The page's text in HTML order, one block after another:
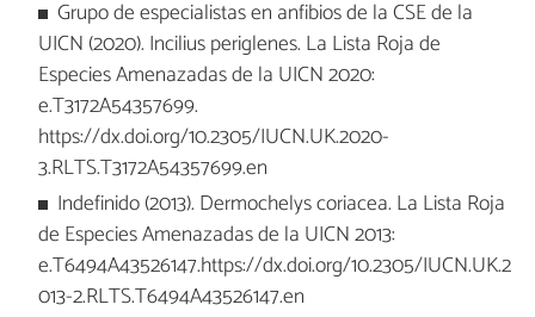
Grupo de especialistas en anfibios de la CSE de la
UICN (2020). Incilius periglenes. La Lista Roja de
Especies Amenazadas de la UICN 2020:
e.T3172A54357699.
https://dx.doi.org/10.2305/IUCN.UK.2020-
3.RLTS.T3172A54357699.en
Indefinido (2013). Dermochelys coriacea. La Lista Roja
de Especies Amenazadas de la UICN 2013:
e.T6494A43526147.https://dx.doi.org/10.2305/IUCN.UK.2
013-2.RLTS.T6494A43526147.en